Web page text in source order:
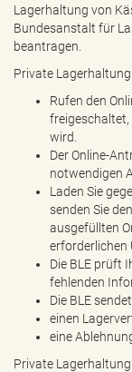
Lagerhaltung von
Bundesanstalt für
beantragen.
Private
Rufen den
wird.
Der Online-
notwendigen
Laden Sie
senden Sie
ausgefüllten
erforderlichen
Die BLE prüft
fehlenden
Die BLE
einen
eine
Private